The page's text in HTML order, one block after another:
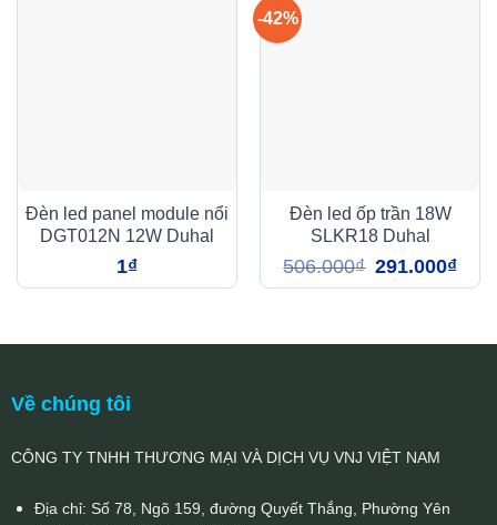
Đèn led panel module nổi
DGT012N 12W Duhal
1₫
-42%
Đèn led ốp trần 18W
SLKR18 Duhal
506.000₫ Giá
gốc
là:
291.000₫Giá
tại
Về chúng tôi
CÔNG TY TNHH THƯƠNG MẠI VÀ DỊCH VỤ VNJ VIỆT NAM
Địa chỉ: Số 78, Ngõ 159, đường Quyết Thắng, Phường Yên